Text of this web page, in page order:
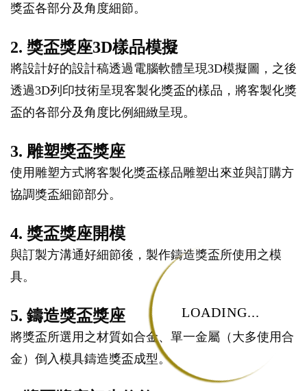
LOADING...
獎盃各部分及角度細節。
2. 獎盃獎座3D樣品模擬
將設計好的設計稿透過電腦軟體呈現3D模擬圖，之後
透過3D列印技術呈現客製化獎盃的樣品，將客製化獎
盃的各部分及角度比例細緻呈現。
3. 雕塑獎盃獎座
使用雕塑方式將客製化獎盃樣品雕塑出來並與訂購方
協調獎盃細節部分。
4. 獎盃獎座開模
與訂製方溝通好細節後，製作鑄造獎盃所使用之模
具。
5. 鑄造獎盃獎座
將獎盃所選用之材質如合金、單一金屬（大多使用合
金）倒入模具鑄造獎盃成型。